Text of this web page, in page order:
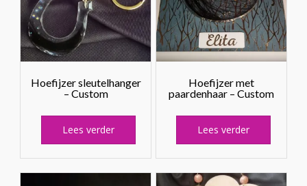
Hoefijzer sleutelhanger
– Custom
Lees verder
Hoefijzer met
paardenhaar – Custom
Lees verder